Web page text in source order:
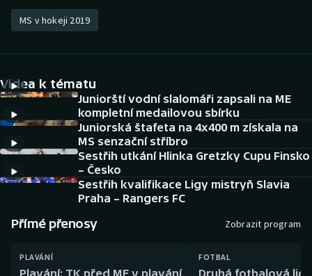
Atletika
DALŠÍ SPORTY
Americký fotbal
Baseball a softbal
Basketbal
NEPŘEHLÉDNĚTE
Soutěže
Historické návraty
MS v hokeji 2019
Videa k tématu
Juniorští vodní slalomáři zapsali na ME
kompletní medailovou sbírku
Juniorská štafeta na 4x400 m získala na
MS senzační stříbro
Sestřih utkání Hlinka Gretzky Cupu Finsko
– Česko
Sestřih kvalifikace Ligy mistryň Slavia
Praha – Rangers FC
Přímé přenosy Zobrazit program
PLAVÁNÍ
Plavání: TK před ME v plavání
FOTBAL
Druhá fotbalová